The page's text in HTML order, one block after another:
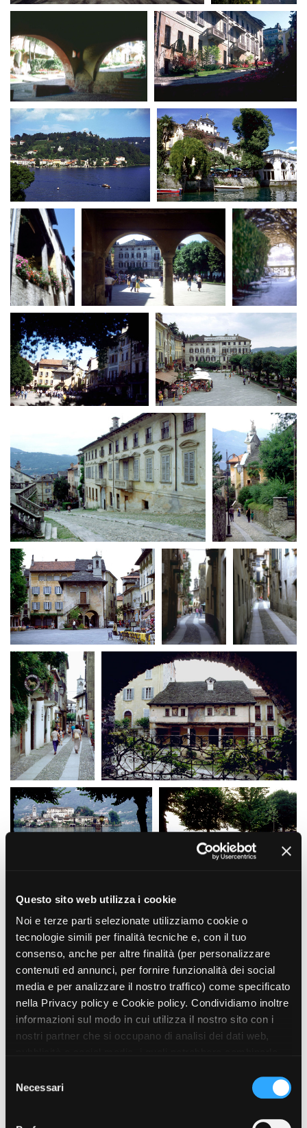
Questo sito web utilizza i cookie
Noi e terze parti selezionate utilizziamo cookie o
tecnologie simili per finalità tecniche e, con il tuo
consenso, anche per altre finalità (per personalizzare
contenuti ed annunci, per fornire funzionalità dei social
media e per analizzare il nostro traffico) come specificato
nella Privacy policy e Cookie policy. Condividiamo inoltre
informazioni sul modo in cui utilizza il nostro sito con i
nostri partner che si occupano di analisi dei dati web,
raccolto dal suo utilizzo dei loro servizi. Puoi liberamente
prestare, rifiutare o revocare il tuo consenso, in qualsiasi
momento. Puoi acconsentire all’utilizzo di tali tecnologie
Necessari
Cookie policy
Credits